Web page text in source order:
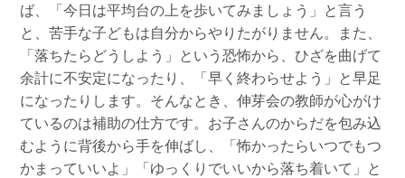
ば、「今日は平均台の上を歩いてみましょう」と言う
と、苦手な子どもは自分からやりたがりません。また、
「落ちたらどうしよう」という恐怖から、ひざを曲げて
余計に不安定になったり、「早く終わらせよう」と早足
になったりします。そんなとき、伸芽会の教師が心がけ
ているのは補助の仕方です。お子さんのからだを包み込
むように背後から手を伸ばし、「怖かったらいつでもつ
かまっていいよ」「ゆっくりでいいから落ち着いて」と